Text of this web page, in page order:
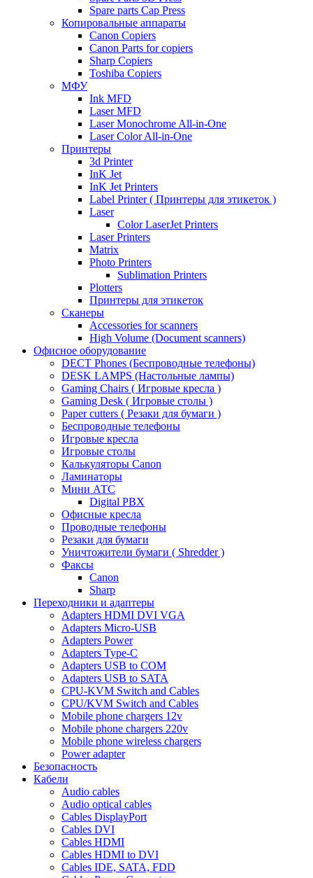
Spare parts Cap Press
Копировальные аппараты
Canon Copiers
Canon Parts for copiers
Sharp Copiers
Toshiba Copiers
МФУ
Ink MFD
Laser MFD
Laser Monochrome All-in-One
Laser Color All-in-One
Принтеры
3d Printer
InK Jet
InK Jet Printers
Label Printer ( Принтеры для этикеток )
Laser
Color LaserJet Printers
Laser Printers
Matrix
Photo Printers
Sublimation Printers
Plotters
Принтеры для этикеток
Сканеры
Accessories for scanners
High Volume (Document scanners)
Офисное оборудование
DECT Phones (Беспроводные телефоны)
DESK LAMPS (Настольные лампы)
Gaming Chairs ( Игровые кресла )
Gaming Desk ( Игровые столы )
Paper cutters ( Резаки для бумаги )
Беспроводные телефоны
Игровые кресла
Игровые столы
Калькуляторы Canon
Ламинаторы
Мини АТС
Digital PBX
Офисные кресла
Проводные телефоны
Резаки для бумаги
Уничтожители бумаги ( Shredder )
Факсы
Canon
Sharp
Переходники и адаптеры
Adapters HDMI DVI VGA
Adapters Micro-USB
Adapters Power
Adapters Type-C
Adapters USB to COM
Adapters USB to SATA
CPU-KVM Switch and Cables
CPU/KVM Switch and Cables
Mobile phone chargers 12v
Mobile phone chargers 220v
Mobile phone wireless chargers
Power adapter
Безопасность
Кабели
Audio cables
Audio optical cables
Cables DisplayPort
Cables DVI
Cables HDMI
Cables HDMI to DVI
Cables IDE, SATA, FDD